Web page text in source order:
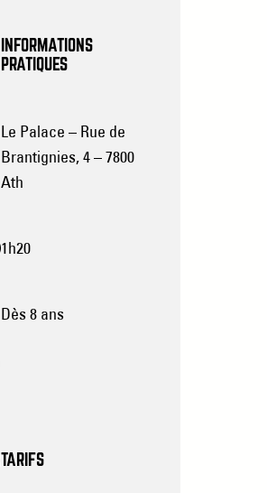
INFORMATIONS
PRATIQUES
Le Palace – Rue de
Brantignies, 4 – 7800
Ath
1h20
Dès 8 ans
TARIFS